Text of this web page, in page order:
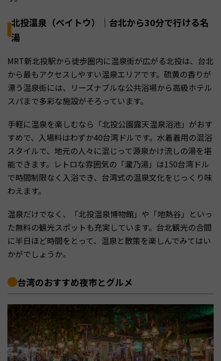
北投温泉（ベイトウ）｜台北から30分で行ける名
湯
MRT新北投駅から徒歩圏内に温泉街が広がる北投は、台北
から最もアクセスしやすい温泉エリアです。硫黄の香りが
漂う温泉街には、リーズナブルな公共浴場から高級ホテル
スパまで多彩な施設がそろっています。
手軽に温泉を楽しむなら「北投公園露天温泉浴池」がおす
すめで、入場料はわずか40台湾ドルです。水着着用の混浴
スタイルで、地元の人々に混じって源泉かけ流しの湯を堪
能できます。レトロな雰囲気の「瀧乃湯」は150台湾ドル
で時間制限なく入浴でき、台湾式の温泉文化をじっくり味
わえます。
温泉だけでなく、「北投温泉博物館」や「地熱谷」といっ
た無料の観光スポットも充実しています。台北観光の合間
に半日ほど時間をとって、温泉と散策を楽しんでみてはい
かがでしょうか。
台湾のおすすめ夜市とグルメ